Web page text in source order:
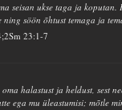
seisan ukse taga ja
ning söön õhtust temaga ja
23:1-7
oma halastust ja heldust, sest
ega mu üleastumisi; mõtle